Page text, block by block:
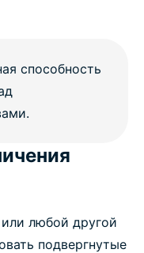
любой другой
подвергнутые